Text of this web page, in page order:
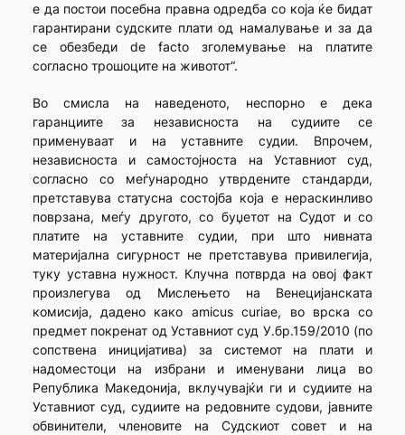
е да постои посебна правна одредба со која ќе бидат
гарантирани судските плати од намалување и за да
се обезбеди de facto зголемување на платите
согласно трошоците на животот“.
Во смисла на наведеното, неспорно е дека
гаранциите за независноста на судиите се
применуваат и на уставните судии. Впрочем,
независноста и самостојноста на Уставниот суд,
согласно со меѓународно утврдените стандарди,
претставува статусна состојба која е нераскинливо
поврзана, меѓу другото, со буџетот на Судот и со
платите на уставните судии, при што нивната
материјална сигурност не претставува привилегија,
туку уставна нужност. Клучна потврда на овој факт
произлегува од Мислењето на Венецијанската
комисија, дадено како аmicus curiae, во врска со
предмет покренат од Уставниот суд У.бр.159/2010 (по
сопствена иницијатива) за системот на плати и
надоместоци на избрани и именувани лица во
Република Македонија, вклучувајќи ги и судиите на
Уставниот суд, судиите на редовните судови, јавните
обвинители, членовите на Судскиот совет и на